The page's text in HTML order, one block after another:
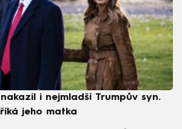
i nejmladší Trumpův syn.
jeho matka